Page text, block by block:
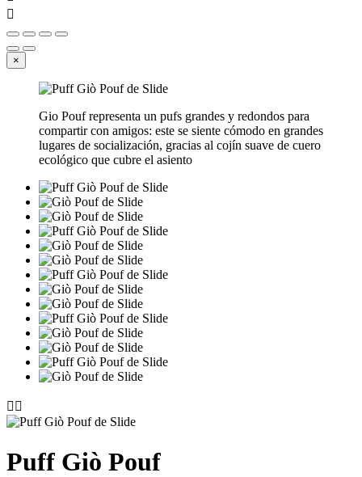

×
Gio Pouf representa un pufs grandes y redondos para
compartir con amigos: este se siente cómodo en grandes
lugares de socialización, gracias al cojín suave de cuero
ecológico que cubre el asiento
 
Puff Giò Pouf